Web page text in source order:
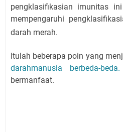
pengklasifikasian imunitas
mempengaruhi
darah merah.
Itulah beberapa poin yang
darahmanusia berbeda-beda.
bermanfaat.